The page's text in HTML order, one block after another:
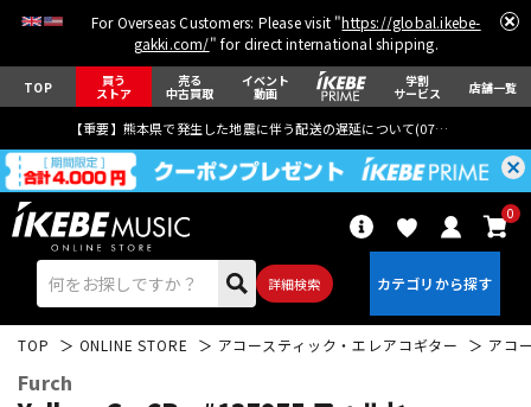
For Overseas Customers: Please visit "https://global.ikebe-
gakki.com/" for direct international shipping.
TOP 買う
ストア
売る
中古買取
イベント
動画
学割
サービス 店舗一覧
【重要】熊本県で発生した地震に伴う配送の遅延について(07月29日
詳細検索
0
TOP ONLINE STORE アコースティック・エレアコギター アコ
Furch